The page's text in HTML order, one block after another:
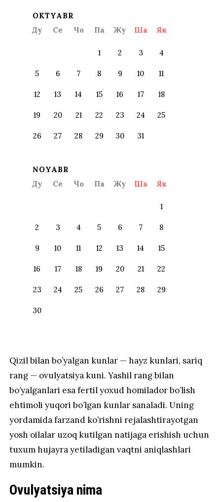
OKTYABR
Ду
Се Чо Па Жу Ша Як
1 2 3 4
5 6 7 8 9 10 11
12 13 14 15 16 17 18
19 20 21 22 23 24 25
26 27 28 29 30 31
NOYABR
Ду
Се Чо Па Жу Ша Як
1
2 3 4 5 6 7 8
9 10 11 12 13 14 15
16 17 18 19 20 21 22
23 24 25 26 27 28 29
30
Qizil bilan bo’yalgan kunlar — hayz kunlari, sariq
rang — ovulyatsiya kuni. Yashil rang bilan
bo’yalganlari esa fertil yoxud homilador bo’lish
ehtimoli yuqori bo’lgan kunlar sanaladi. Uning
yordamida farzand ko’rishni rejalashtirayotgan
yosh oilalar uzoq kutilgan natijaga erishish uchun
tuxum hujayra yetiladigan vaqtni aniqlashlari
mumkin.
Ovulyatsiya nima